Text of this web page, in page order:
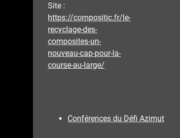
Site :
https://compositic.fr/le-
recyclage-des-
composites-un-
nouveau-cap-pour-la-
course-au-large/
Conférences du Défi Azimut